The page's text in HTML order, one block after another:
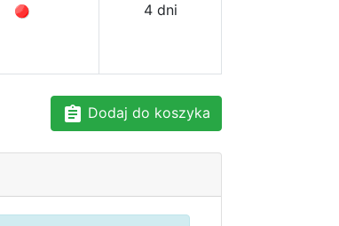
4 dni
Dodaj do koszyka